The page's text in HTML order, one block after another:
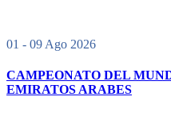
01 - 09 Ago 2026
CAMPEONATO DEL
EMIRATOS ARABES